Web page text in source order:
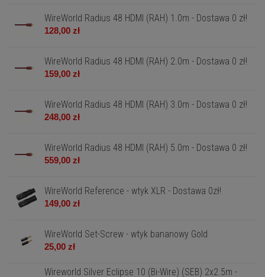
WireWorld Radius 48 HDMI (RAH) 1.0m - Dostawa 0 zł!
128,00 zł
WireWorld Radius 48 HDMI (RAH) 2.0m - Dostawa 0 zł!
159,00 zł
WireWorld Radius 48 HDMI (RAH) 3.0m - Dostawa 0 zł!
248,00 zł
WireWorld Radius 48 HDMI (RAH) 5.0m - Dostawa 0 zł!
559,00 zł
WireWorld Reference - wtyk XLR - Dostawa 0zł!
149,00 zł
WireWorld Set-Screw - wtyk bananowy Gold
25,00 zł
Wireworld Silver Eclipse 10 (Bi-Wire) (SEB) 2x2.5m -